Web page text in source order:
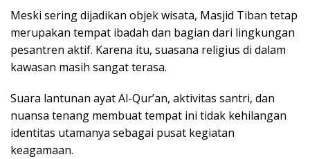
Meski sering dijadikan objek wisata, Masjid Tiban tetap
merupakan tempat ibadah dan bagian dari lingkungan
pesantren aktif. Karena itu, suasana religius di dalam
kawasan masih sangat terasa.
Suara lantunan ayat Al-Qur’an, aktivitas santri, dan
nuansa tenang membuat tempat ini tidak kehilangan
identitas utamanya sebagai pusat kegiatan
keagamaan.